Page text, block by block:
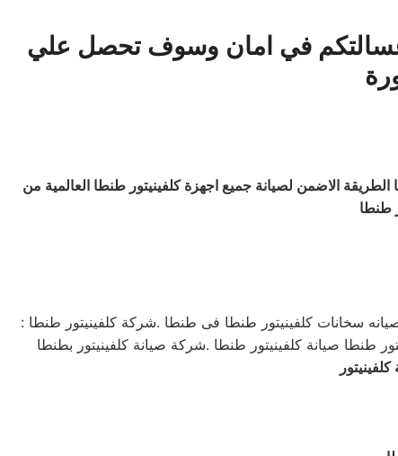
غسالتكم في امان وسوف تحصل علي
الاضمن لصيانة جميع اجهزة كلفينيتور طنطا العالمية من
طنطا
سخانات كلفينيتور طنطا فى طنطا .شركة كلفينيتور طنطا :